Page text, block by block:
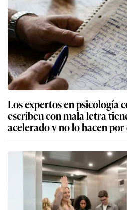
Los expertos en psicología
escriben con mala letra
acelerado y no lo hacen